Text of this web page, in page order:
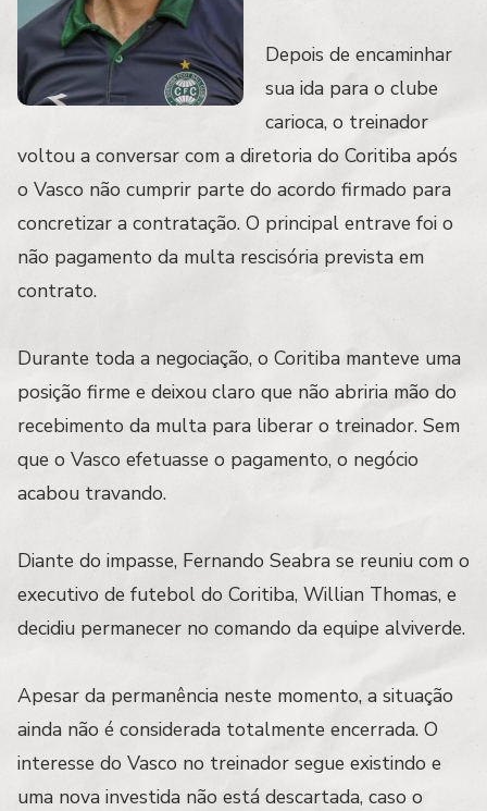
Depois de encaminhar
sua ida para o clube
carioca, o treinador
voltou a conversar com a diretoria do Coritiba após
o Vasco não cumprir parte do acordo firmado para
concretizar a contratação. O principal entrave foi o
não pagamento da multa rescisória prevista em
contrato.
Durante toda a negociação, o Coritiba manteve uma
posição firme e deixou claro que não abriria mão do
recebimento da multa para liberar o treinador. Sem
que o Vasco efetuasse o pagamento, o negócio
acabou travando.
Diante do impasse, Fernando Seabra se reuniu com o
executivo de futebol do Coritiba, Willian Thomas, e
decidiu permanecer no comando da equipe alviverde.
Apesar da permanência neste momento, a situação
ainda não é considerada totalmente encerrada. O
interesse do Vasco no treinador segue existindo e
uma nova investida não está descartada, caso o